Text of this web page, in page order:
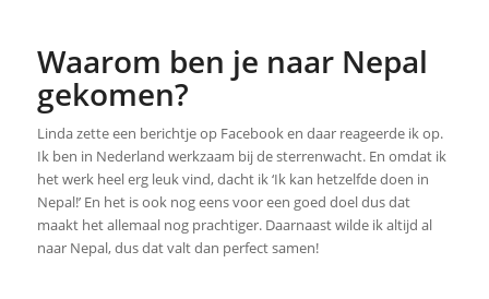
Waarom ben je naar Nepal
gekomen?
Linda zette een berichtje op Facebook en daar reageerde ik op.
Ik ben in Nederland werkzaam bij de sterrenwacht. En omdat ik
het werk heel erg leuk vind, dacht ik ‘Ik kan hetzelfde doen in
Nepal!’ En het is ook nog eens voor een goed doel dus dat
maakt het allemaal nog prachtiger. Daarnaast wilde ik altijd al
naar Nepal, dus dat valt dan perfect samen!